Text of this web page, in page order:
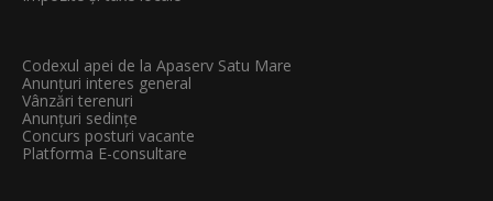
Codexul apei de la Apaserv Satu Mare
Anunțuri interes general
Vânzări terenuri
Anunțuri sedințe
Concurs posturi vacante
Platforma E-consultare